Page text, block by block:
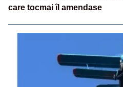
care tocmai îl amendase